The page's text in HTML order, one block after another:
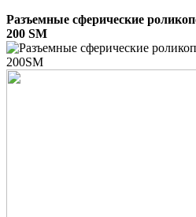
Разъемные сферические
200 SM